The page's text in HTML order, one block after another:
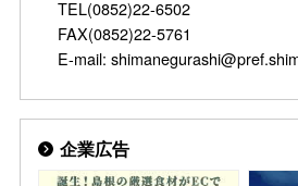
TEL(0852)22-6502
FAX(0852)22-5761
E-mail:
企業広告